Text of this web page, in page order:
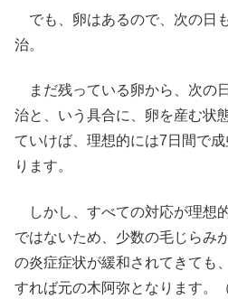
でも、卵はあるので、次の日
治。
まだ残っている卵から、次の
治と、いう具合に、卵を産む状
ていけば、理想的には7日間で
ります。
しかし、すべての対応が理想
ではないため、少数の毛じらみ
の炎症症状が緩和されてきても
すれば元の木阿弥となります。